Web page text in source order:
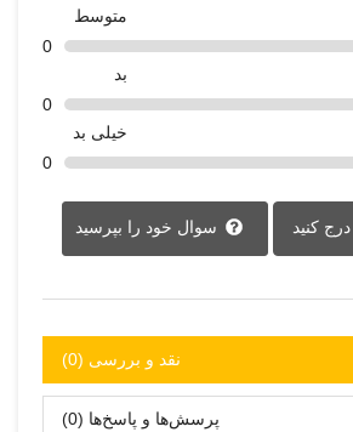
متوسط
0
بد
0
خیلی بد
0
سوال خود را بپرسید
نقد و بررسی‌‌ (0)
پرسش‌ها و پاسخ‌ها (0)